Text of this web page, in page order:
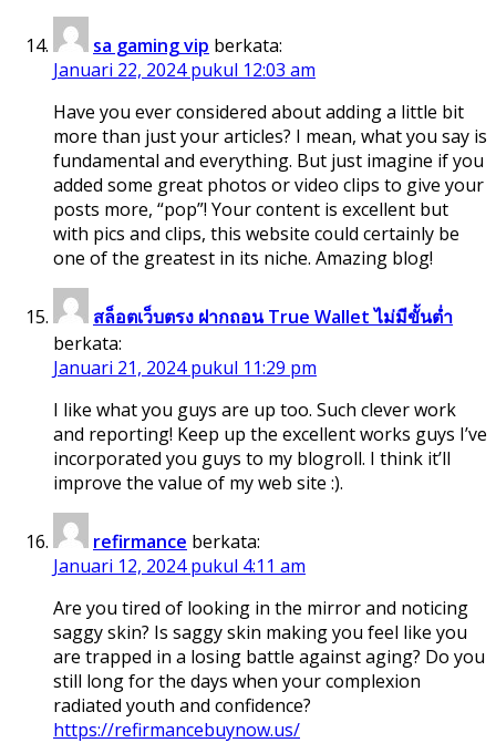
sa gaming vip berkata:
Januari 22, 2024 pukul 12:03 am
Have you ever considered about adding a little bit
more than just your articles? I mean, what you say is
fundamental and everything. But just imagine if you
added some great photos or video clips to give your
posts more, “pop”! Your content is excellent but
with pics and clips, this website could certainly be
one of the greatest in its niche. Amazing blog!
สล็อตเว็บตรง ฝากถอน True Wallet ไม่มีขั้นต่ำ
berkata:
Januari 21, 2024 pukul 11:29 pm
I like what you guys are up too. Such clever work
and reporting! Keep up the excellent works guys I’ve
incorporated you guys to my blogroll. I think it’ll
improve the value of my web site :).
refirmance berkata:
Januari 12, 2024 pukul 4:11 am
Are you tired of looking in the mirror and noticing
saggy skin? Is saggy skin making you feel like you
are trapped in a losing battle against aging? Do you
still long for the days when your complexion
radiated youth and confidence?
https://refirmancebuynow.us/